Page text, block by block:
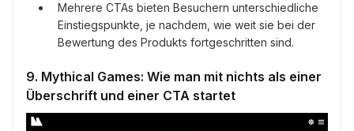
Mehrere CTAs bieten Besuchern unterschiedliche
Einstiegspunkte, je nachdem, wie weit sie bei der
Bewertung des Produkts fortgeschritten sind.
9. Mythical Games: Wie man mit nichts als einer
Überschrift und einer CTA startet